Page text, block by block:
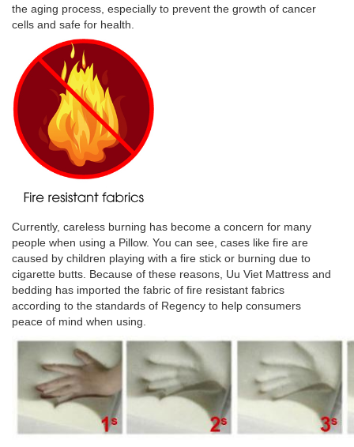
the aging process, especially to prevent the growth of cancer
cells and safe for health.
Currently, careless burning has become a concern for many
people when using a Pillow. You can see, cases like fire are
caused by children playing with a fire stick or burning due to
cigarette butts. Because of these reasons, Uu Viet Mattress and
bedding has imported the fabric of fire resistant fabrics
according to the standards of Regency to help consumers
peace of mind when using.